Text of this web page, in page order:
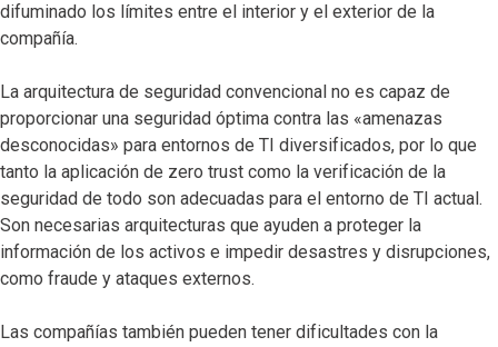
difuminado los límites entre el interior y el exterior de la
compañía.
La arquitectura de seguridad convencional no es capaz de
proporcionar una seguridad óptima contra las «amenazas
desconocidas» para entornos de TI diversificados, por lo que
tanto la aplicación de zero trust como la verificación de la
seguridad de todo son adecuadas para el entorno de TI actual.
Son necesarias arquitecturas que ayuden a proteger la
información de los activos e impedir desastres y disrupciones,
como fraude y ataques externos.
Las compañías también pueden tener dificultades con la